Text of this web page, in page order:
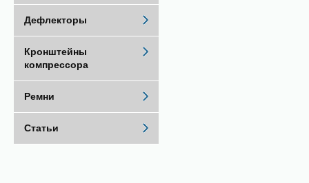
Дефлекторы
Кронштейны
компрессора
Ремни
Статьи